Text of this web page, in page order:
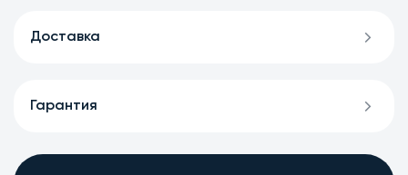
Доставка
Гарантия